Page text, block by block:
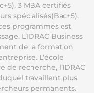
3 MBA certifiés
spécialisés(Bac+5).
programmes est
L’IDRAC Business
de la formation
L’école
de recherche, l’IDRAC
travaillent plus
permanents.